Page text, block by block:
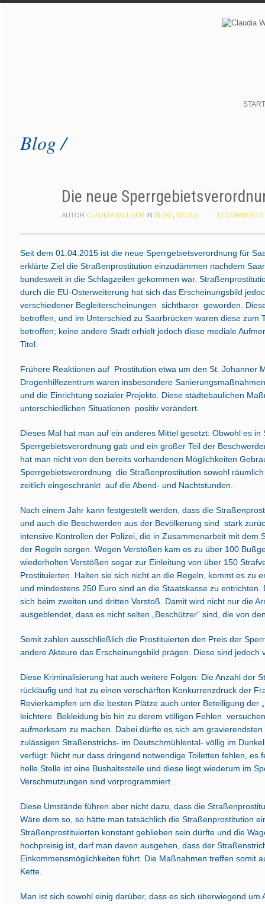
START
Blog /
Die neue
AUTOR CLAUDIA WILLGER IN BLOG NEUES 12 COMMENTS
Seit dem 01.04.2015 ist die neue Sperrgebietsverordnung für
erklärte Ziel die Straßenprostitution einzudämmen nachdem
bundesweit in die Schlagzeilen gekommen war.
durch die EU-Osterweiterung hat sich das Erscheinungsbild
verschiedener Begleiterscheinungen sichtbarer geworden.
betroffen, und im Unterschied zu Saarbrücken waren diese zum
betroffen; keine andere Stadt erhielt jedoch diese mediale
Titel.
Frühere Reaktionen auf Prostitution etwa um den St. Johanner
Drogenhilfezentrum waren insbesondere
und die Einrichtung sozialer Projekte. Diese städtebaulichen
unterschiedlichen Situationen positiv verändert.
Dieses Mal hat man auf ein anderes Mittel gesetzt: Obwohl es in
Sperrgebietsverordnung gab und ein großer Teil der
hat man nicht von den bereits vorhandenen Möglichkeiten
Sperrgebietsverordnung die Straßenprostitution sowohl
zeitlich eingeschränkt auf die Abend- und Nachtstunden.
Nach einem Jahr kann festgestellt werden, dass die
und auch die Beschwerden aus der Bevölkerung sind stark
intensive Kontrollen der Polizei, die in Zusammenarbeit mit dem
der Regeln sorgen. Wegen Verstößen kam es zu über 100
wiederholten Verstößen sogar zur Einleitung von über 150
Prostituierten. Halten sie sich nicht an die Regeln, kommt es zu
und mindestens 250 Euro sind an die Staatskasse zu
sich beim zweiten und dritten Verstoß. Damit wird nicht nur die
ausgeblendet, dass es nicht selten „Beschützer“ sind, die von
Somit zahlen ausschließlich die Prostituierten den Preis der
andere Akteure das Erscheinungsbild prägen. Diese sind jedoch
Diese Kriminalisierung hat auch weitere Folgen: Die Anzahl der
rückläufig und hat zu einen verschärften Konkurrenzdruck der
Revierkämpfen um die besten Plätze auch unter Beteiligung der
leichtere Bekleidung bis hin zu derem völligen Fehlen
aufmerksam zu machen. Dabei dürfte es sich am
zulässigen Straßenstrichs- im Deutschmühlental- völlig im
verfügt: Nicht nur dass dringend notwendige Toiletten fehlen, es
helle Stelle ist eine Bushaltestelle und diese liegt wiederum im
Verschmutzungen sind vorprogrammiert .
Diese Umstände führen aber nicht dazu, dass die
Wäre dem so, so hätte man tatsächlich die Straßenprostitution
Straßenprostituierten konstant geblieben sein dürfte und die
hochpreisig ist, darf man davon ausgehen, dass der
Einkommensmöglichkeiten führt. Die Maßnahmen treffen somit
Kette.
Man ist sich sowohl einig darüber, dass es sich überwiegend